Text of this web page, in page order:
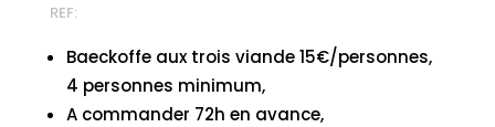
REF:
Baeckoffe aux trois viande 15€/personnes,
4 personnes minimum,
A commander 72h en avance,